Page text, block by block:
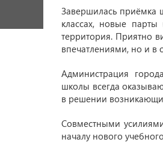
Завершилась приёмка
классах, новые
территория. Приятно
впечатлениями, но и в
Администрация
школы всегда
в решении
Совместными
началу нового